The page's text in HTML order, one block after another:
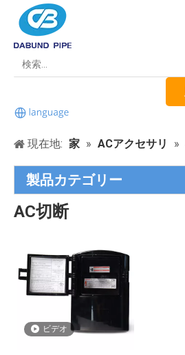
現在地: 家 » ACアクセサリ »
製品カテゴリー
AC切断
ビデオ